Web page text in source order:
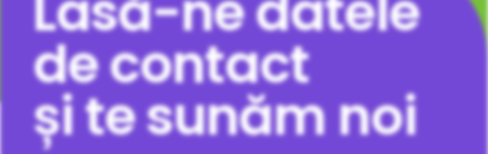
de contact
și te sunăm noi